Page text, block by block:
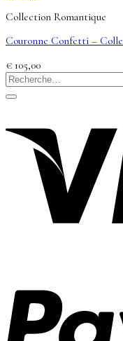
Collection Romantique
Couronne Confetti –
€ 105,00